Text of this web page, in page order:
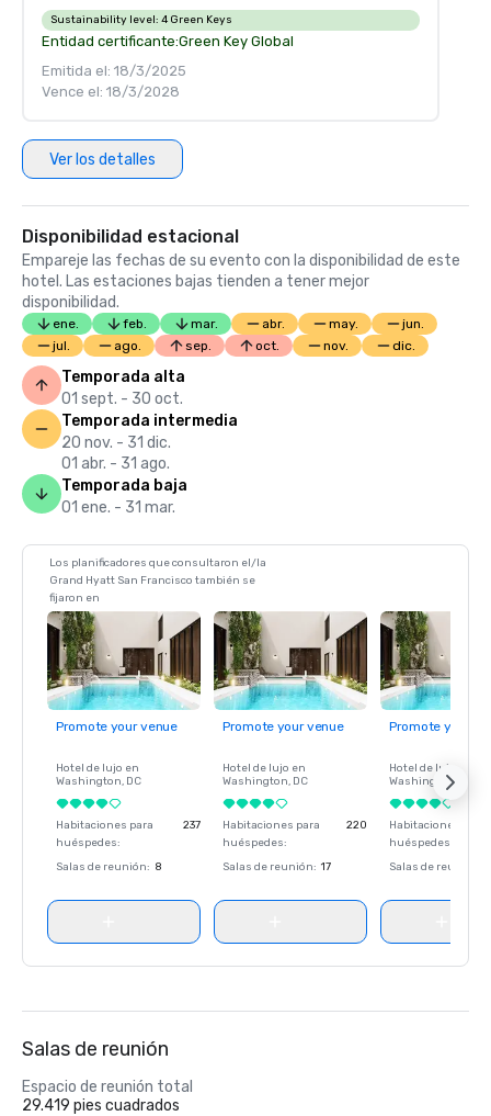
Sustainability level: 4 Green Keys
Entidad certificante:Green Key Global
Emitida el: 18/3/2025
Vence el: 18/3/2028
Ver los detalles
Disponibilidad estacional
Empareje las fechas de su evento con la disponibilidad de este
hotel. Las estaciones bajas tienden a tener mejor
disponibilidad.
ene. feb. mar. abr. may.
jun.
jul.
ago. sep. oct. nov. dic.
Temporada alta
01 sept. - 30 oct.
Temporada intermedia
20 nov. - 31 dic.
01 abr. - 31 ago.
Temporada baja
01 ene. - 31 mar.
Los planificadores que consultaron el/la
Grand Hyatt San Francisco también se
fijaron en
Promote your venue
Hotel de lujo en
Washington, DC
Habitaciones para
huéspedes:
237
Salas de reunión: 8
Promote your venue
Hotel de lujo en
Washington, DC
Habitaciones para
huéspedes:
220
Salas de reunión: 17
Promote your
Hotel de lujo en
Washington
Habitaciones para
huéspedes
Salas de reunión
Salas de reunión
Espacio de reunión total
29.419 pies cuadrados